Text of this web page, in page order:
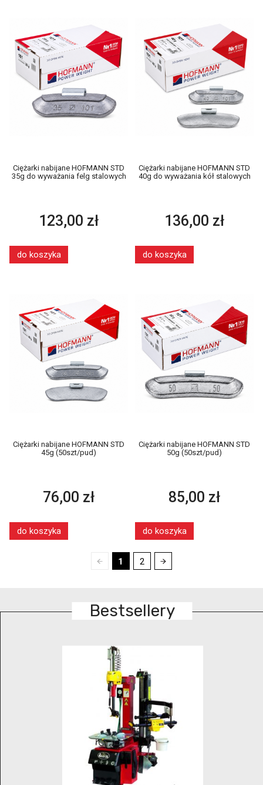
Ciężarki nabijane HOFMANN STD
35g do wyważania felg stalowych
123,00 zł
do koszyka
Ciężarki nabijane HOFMANN STD
40g do wyważania kół stalowych
136,00 zł
do koszyka
Ciężarki nabijane HOFMANN STD
45g (50szt/pud)
76,00 zł
do koszyka
Ciężarki nabijane HOFMANN STD
50g (50szt/pud)
85,00 zł
do koszyka
1 2
Bestsellery